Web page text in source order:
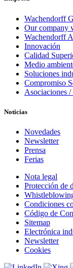
Wachendorff
Our company
Wachendorff
Innovación
Calidad
Medio
Soluciones
Compromiso
Asociaciones
Noticias
Novedades
Newsletter
Prensa
Ferias
Nota legal
Protección de
Condiciones
Código de
Sitemap
Electrónica
Newsletter
Cookies